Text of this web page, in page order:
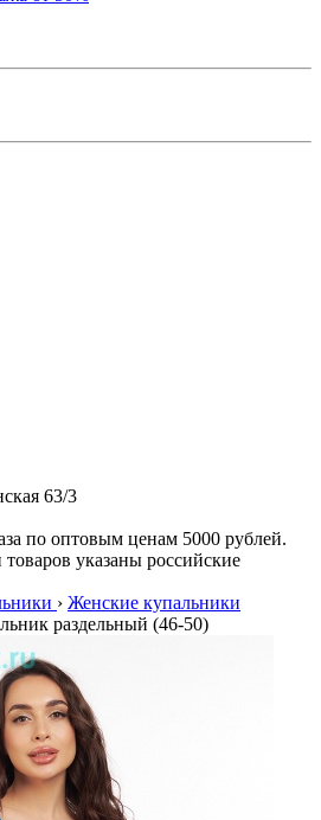
63/3
по оптовым ценам 5000 рублей.
указаны российские
› Женские купальники
раздельный (46-50)